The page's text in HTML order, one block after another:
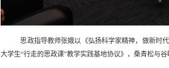
思政指导教师张娥以《弘扬科学家精神，做新时
大学生“行走的思政课”教学实践基地协议》，桑青松与谷